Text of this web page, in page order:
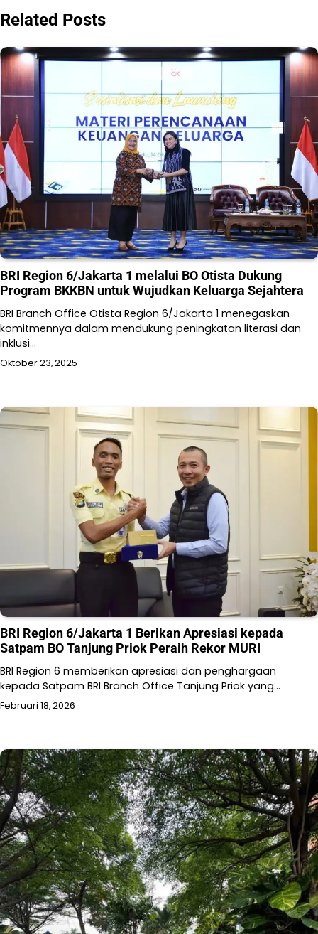
Related Posts
BRI Region 6/Jakarta 1 melalui BO Otista Dukung
Program BKKBN untuk Wujudkan Keluarga Sejahtera
BRI Branch Office Otista Region 6/Jakarta 1 menegaskan
komitmennya dalam mendukung peningkatan literasi dan
inklusi…
Oktober 23, 2025
BRI Region 6/Jakarta 1 Berikan Apresiasi kepada
Satpam BO Tanjung Priok Peraih Rekor MURI
BRI Region 6 memberikan apresiasi dan penghargaan
kepada Satpam BRI Branch Office Tanjung Priok yang…
Februari 18, 2026